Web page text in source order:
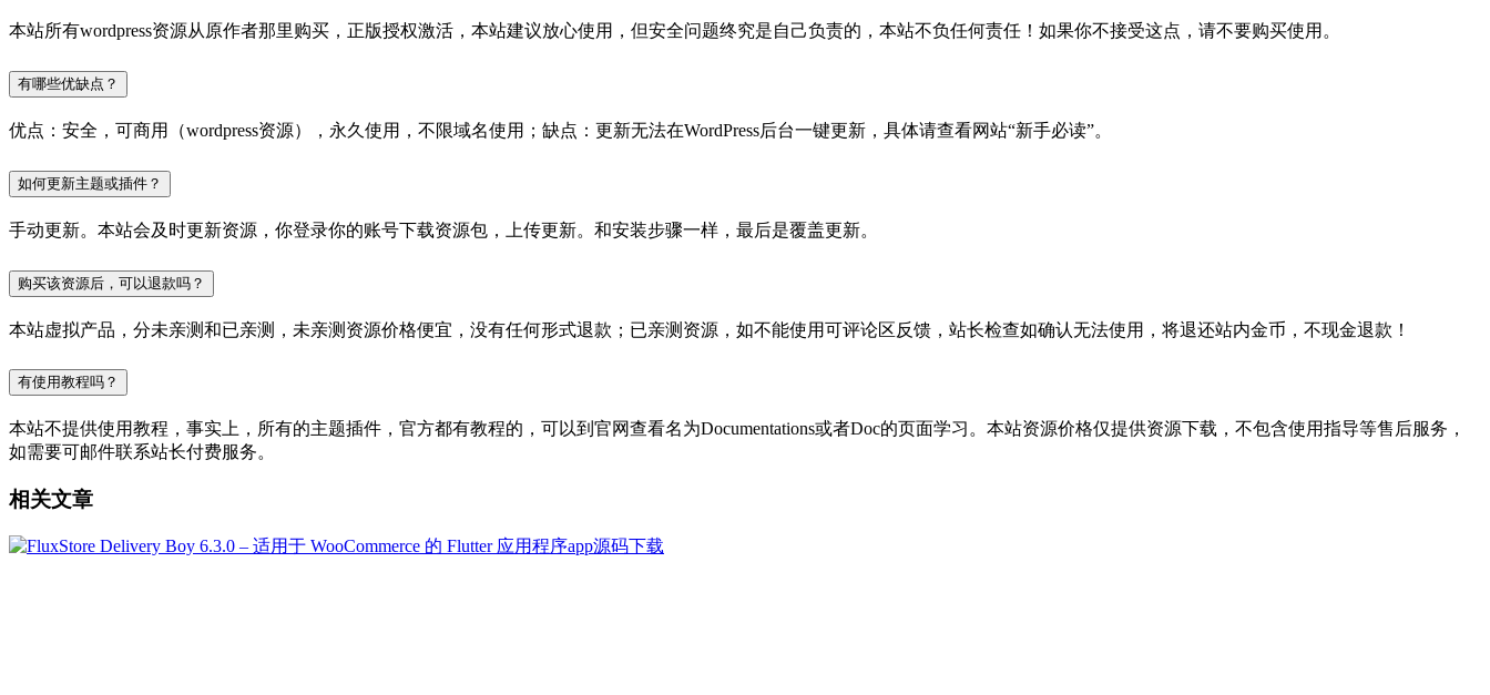
本站所有wordpress资源从原作者那里购买，正版授权激活，本站建议放心使用，但安全问题终究是自己负责的，本站不负任何责任！如果你不接受这点，请不要购买使用。
有哪些优缺点？
优点：安全，可商用（wordpress资源），永久使用，不限域名使用；缺点：更新无法在WordPress后台一键更新，具体请查看网站“新手必读”。
如何更新主题或插件？
手动更新。本站会及时更新资源，你登录你的账号下载资源包，上传更新。和安装步骤一样，最后是覆盖更新。
购买该资源后，可以退款吗？
本站虚拟产品，分未亲测和已亲测，未亲测资源价格便宜，没有任何形式退款；已亲测资源，如不能使用可评论区反馈，站长检查如确认无法使用，将退还站内金币，不现金退款！
有使用教程吗？
本站不提供使用教程，事实上，所有的主题插件，官方都有教程的，可以到官网查看名为Documentations或者Doc的页面学习。本站资源价格仅提供资源下载，不包含使用指导等售后服务，
如需要可邮件联系站长付费服务。
相关文章